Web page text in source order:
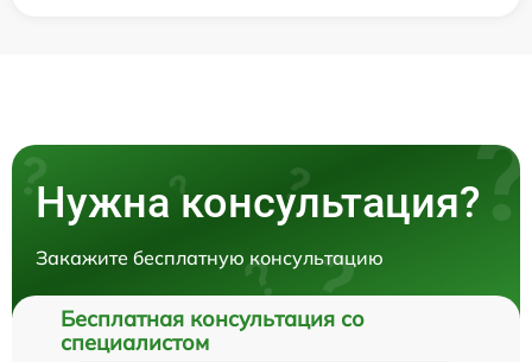
Нужна консультация?
Закажите бесплатную консультацию
Бесплатная консультация со
специалистом